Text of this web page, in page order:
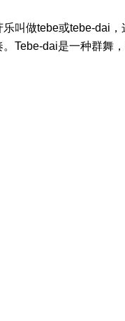
叫做tebe或tebe-dai，
Tebe-dai是一种群舞